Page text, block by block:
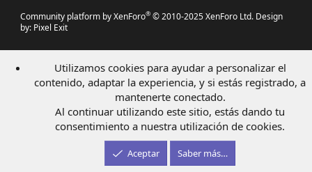
Community platform by XenForo® © 2010-2025 XenForo Ltd. Design
by: Pixel Exit
Utilizamos cookies para ayudar a personalizar el
contenido, adaptar la experiencia, y si estás registrado, a
mantenerte conectado.
Al continuar utilizando este sitio, estás dando tu
consentimiento a nuestra utilización de cookies.
Aceptar Saber más…